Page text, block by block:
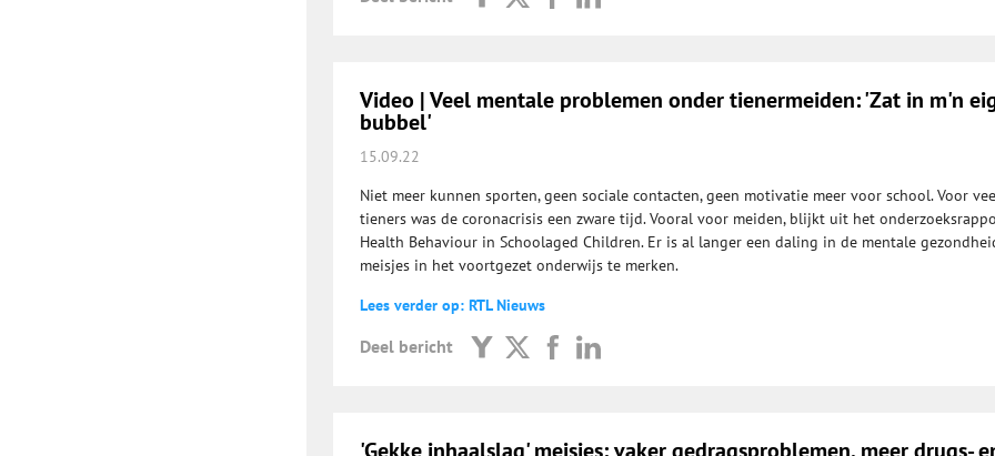
Video | Veel mentale problemen onder tienermeiden: 'Zat in m'n
bubbel'
15.09.22
Niet meer kunnen sporten, geen sociale contacten, geen motivatie meer voor school. Voor
tieners was de coronacrisis een zware tijd. Vooral voor meiden, blijkt uit het
Health Behaviour in Schoolaged Children. Er is al langer een daling in de mentale
meisjes in het voortgezet onderwijs te merken.
Lees verder op: RTL Nieuws
Deel bericht